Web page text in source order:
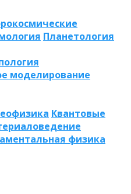
Планетология
моделирование
Квантовые
физика